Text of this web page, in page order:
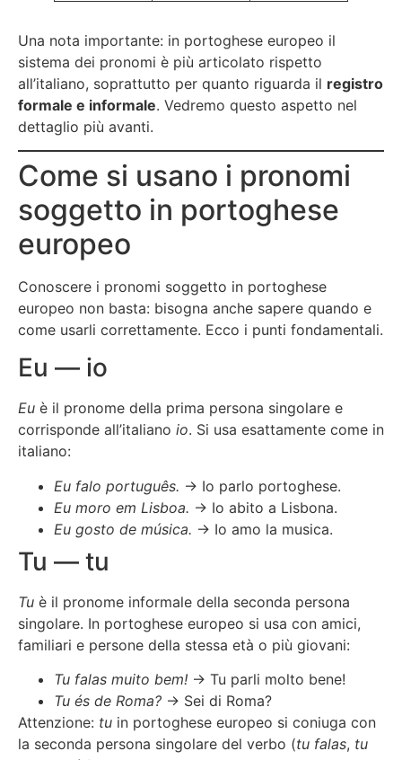
Una nota importante: in portoghese europeo il
sistema dei pronomi è più articolato rispetto
all’italiano, soprattutto per quanto riguarda il registro
formale e informale. Vedremo questo aspetto nel
dettaglio più avanti.
Come si usano i pronomi
soggetto in portoghese
europeo
Conoscere i pronomi soggetto in portoghese
europeo non basta: bisogna anche sapere quando e
come usarli correttamente. Ecco i punti fondamentali.
Eu — io
Eu è il pronome della prima persona singolare e
corrisponde all’italiano io. Si usa esattamente come in
italiano:
Eu falo português. → Io parlo portoghese.
Eu moro em Lisboa. → Io abito a Lisbona.
Eu gosto de música. → Io amo la musica.
Tu — tu
Tu è il pronome informale della seconda persona
singolare. In portoghese europeo si usa con amici,
familiari e persone della stessa età o più giovani:
Tu falas muito bem! → Tu parli molto bene!
Tu és de Roma? → Sei di Roma?
Attenzione: tu in portoghese europeo si coniuga con
la seconda persona singolare del verbo (tu falas, tu